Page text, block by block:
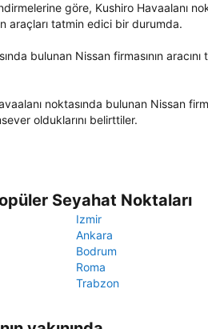
göre, Kushiro Havaalanı
araçları tatmin edici bir durumda.
bulunan Nissan firmasının aracını
noktasında bulunan Nissan
olduklarını belirttiler.
Seyahat Noktaları
Izmir
Ankara
Bodrum
Roma
Trabzon